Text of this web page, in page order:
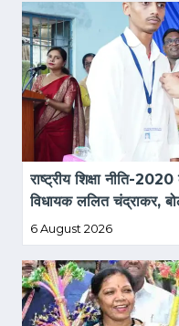
राष्ट्रीय शिक्षा नीति-
विधायक ललित चंद्राकर,
वाला नहीं, नौकरी देने वाला
6 August 2026